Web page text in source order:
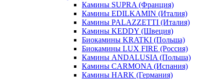
Камины SUPRA (Франция)
Камины EDILKAMIN (Италия)
Камины PALAZZETTI (Италия)
Камины KEDDY (Швеция)
Биокамины KRATKI (Польша)
Биокамины LUX FIRE (Россия)
Камины ANDALUSIA (Польша)
Камины CARMONA (Испания)
Камины HARK (Германия)